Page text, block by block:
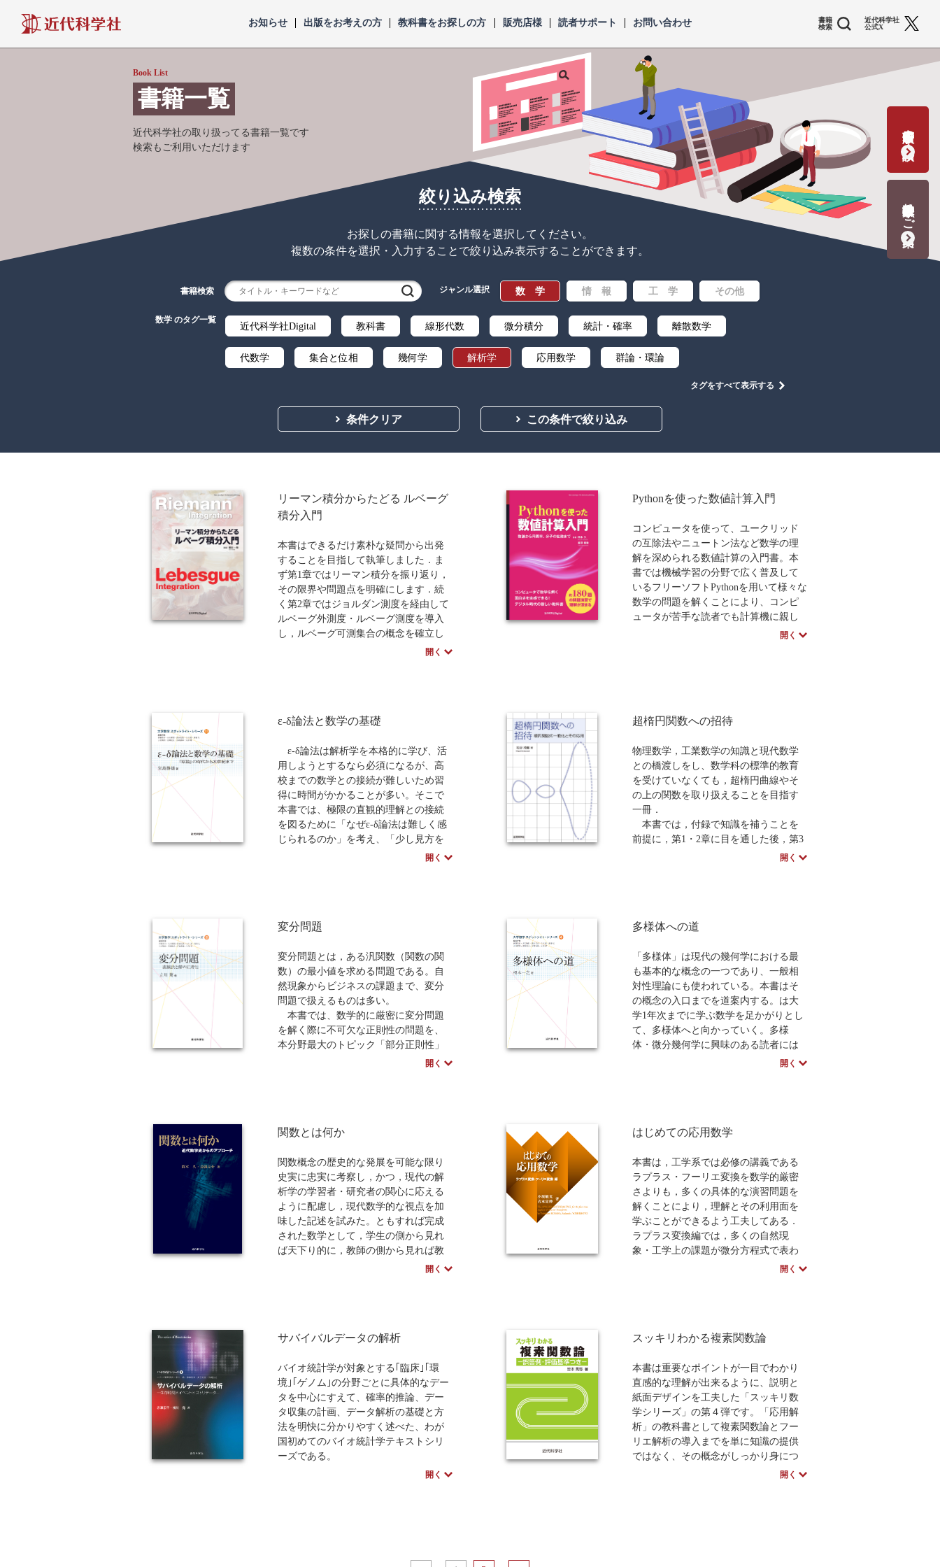
近代科学社
書籍
検索
お知らせ 出版をお考えの方 教科書をお探しの方 販売店様 読者サポート お問い合わせ
近代科学社
公式X
Book List
書籍一覧
近代科学社の取り扱ってる書籍一覧です
検索もご利用いただけます
絞り込み検索
お探しの書籍に関する情報を選択してください。
複数の条件を選択・入力することで絞り込み表示することができます。
書籍検索 検索
ジャンル選択 数 学 情 報 工 学 その他
数学 のタグ一覧
近代科学社Digital 教科書 線形代数 微分積分 統計・確率 離散数学
代数学 集合と位相 幾何学 解析学 応用数学 群論・環論
中学・高校数学
タグをすべて表示する
条件クリア この条件で絞り込み
リーマン積分からたどる ルベーグ
積分入門
本書はできるだけ素朴な疑問から出発
することを目指して執筆しました．ま
ず第1章ではリーマン積分を振り返り，
その限界や問題点を明確にします．続
く第2章ではジョルダン測度を経由して
ルベーグ外測度・ルベーグ測度を導入
し，ルベーグ可測集合の概念を確立し
ます．第3章ではルベーグ可測関数を扱
いった基本定理を中心に理論を展開す
フビニの定理にも触れます．最後に第5
章では，本文で扱いきれなかった補足
事項や各種定理の証明をまとめていま
す．
開く
Pythonを使った数値計算入門
コンピュータを使って、ユークリッド
の互除法やニュートン法など数学の理
解を深められる数値計算の入門書。本
書では機械学習の分野で広く普及して
いるフリーソフトPythonを用いて様々な
数学の問題を解くことにより、コンピ
ュータが苦手な読者でも計算機に親し
みながら簡単なプログラムを独力で作
開く
ε-δ論法と数学の基礎
ε-δ論法は解析学を本格的に学び、活
用しようとするなら必須になるが、高
校までの数学との接続が難しいため習
得に時間がかかることが多い。そこで
本書では、極限の直観的理解との接続
を図るために「なぜε-δ論法は難しく感
じられるのか」を考え、「少し見方を
変えればε-δ論法は直観的理解の近くに
ことに役立てている。
開く
超楕円関数への招待
物理数学，工業数学の知識と現代数学
との橋渡しをし、数学科の標準的教育
を受けていなくても，超楕円曲線やそ
の上の関数を取り扱えることを目指す
一冊．
本書では，付録で知識を補うことを
前提に，第1・2章に目を通した後，第3
章で楕円関数論を，第4・5章でその一
て第4章，第5章を読み進めることを想
なる一般化について概観している．
開く
変分問題
変分問題とは，ある汎関数（関数の関
数）の最小値を求める問題である。自
然現象からビジネスの課題まで、変分
問題で扱えるものは多い。
本書では、数学的に厳密に変分問題
を解く際に不可欠な正則性の問題を、
本分野最大のトピック「部分正則性」
開く
多様体への道
「多様体」は現代の幾何学における最
も基本的な概念の一つであり、一般相
対性理論にも使われている。本書はそ
の概念の入口までを道案内する。は大
学1年次までに学ぶ数学を足かがりとし
て、多様体へと向かっていく。多様
体・微分幾何学に興味のある読者には
大変有用であり、必携の書である。開く
関数とは何か
関数概念の歴史的な発展を可能な限り
史実に忠実に考察し，かつ，現代の解
析学の学習者・研究者の関心に応える
ように配慮し，現代数学的な視点を加
味した記述を試みた。ともすれば完成
された数学として，学生の側から見れ
ば天下り的に，教師の側から見れば教
育的な能率ばかりを視野において講じ
収録、微積分学の副読本としても利用
開く
はじめての応用数学
本書は，工学系では必修の講義である
ラプラス・フーリエ変換を数学的厳密
さよりも，多くの具体的な演習問題を
解くことにより，理解とその利用面を
学ぶことができるよう工夫してある．
ラプラス変換編では，多くの自然現
象・工学上の課題が微分方程式で表わ
されることを示し，それを解く道具と
がある．そこで本書では，表計算ソフ
められるよう工夫してある．また，各
章末には演習問題とそのほぼ完全解を
掲載して，確実な理解ができるよう工
夫.
開く
サバイバルデータの解析
バイオ統計学が対象とする｢臨床｣｢環
境｣｢ゲノム｣の分野ごとに具体的なデー
タを中心にすえて、確率的推論、デー
タ収集の計画、データ解析の基礎と方
法を明快に分かりやすく述べた、わが
国初めてのバイオ統計学テキストシリ
ーズである。
得に役立つように、定義や公式に具体
開く
スッキリわかる複素関数論
本書は重要なポイントが一目でわかり
直感的な理解が出来るように、説明と
紙面デザインを工夫した「スッキリ数
学シリーズ」の第４弾です。「応用解
析」の教科書として複素関数論とフー
リエ解析の導入までを単に知識の提供
ではなく、その概念がしっかり身につ
くことを目標とした1冊です。高校の新
開く
書籍出版の応募・相談
教科書献本のご案内